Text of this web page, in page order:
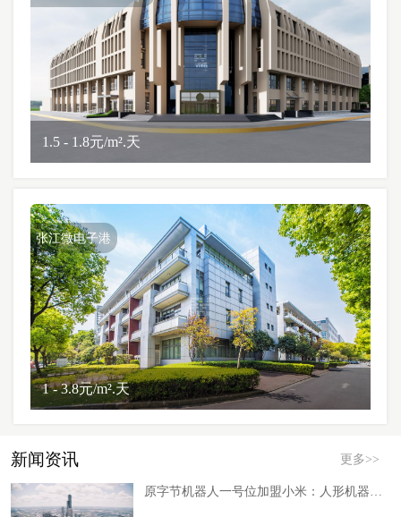
1.5 - 1.8元/m².天
张江微电子港
1 - 3.8元/m².天
新闻资讯 更多>>